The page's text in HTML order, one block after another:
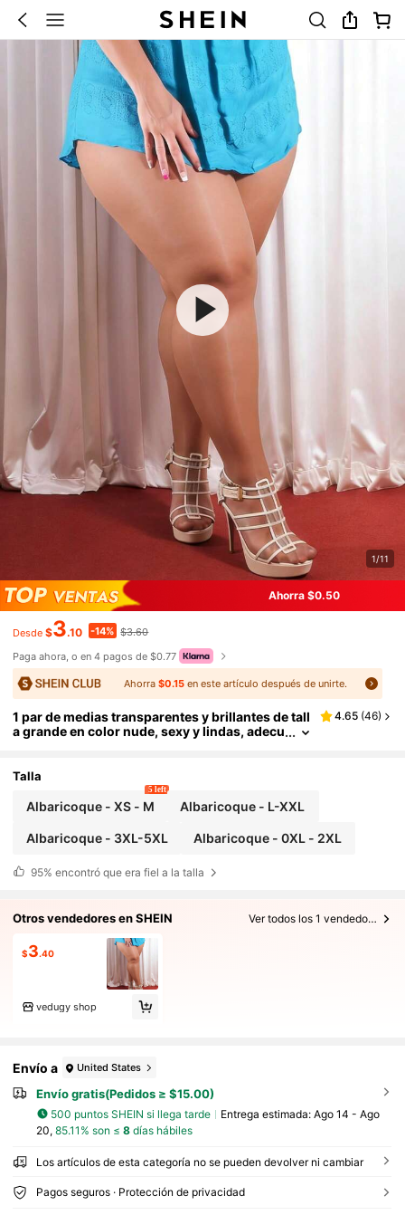
1/11
Ahorra $0.50
Desde $3.10 -14% $3.60
Paga ahora, o en 4 pagos de $0.77
Ahorra$0.15 en este artículo después de unirte.
1 par de medias transparentes y brillantes de tall
a grande en color nude, sexy y lindas, adecu
4.65 (46)
Talla
Albaricoque - XS - M
5 left
Albaricoque - L-XXL
Albaricoque - 3XL-5XL Albaricoque - 0XL - 2XL
95% encontró que era fiel a la talla
Otros vendedores en SHEIN Ver todos los 1 vendedores
$3.40
vedugy shop
Envío a United States
Envío gratis(Pedidos ≥ $15.00)
500 puntos SHEIN si llega tarde Entrega estimada: Ago 14 - Ago
20, 85.11% son ≤ 8días hábiles
Los artículos de esta categoría no se pueden devolver ni cambiar
Pagos seguros · Protección de privacidad